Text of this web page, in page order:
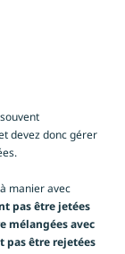
devez donc gérer
manier avec
pas être jetées
mélangées avec
pas être rejetées